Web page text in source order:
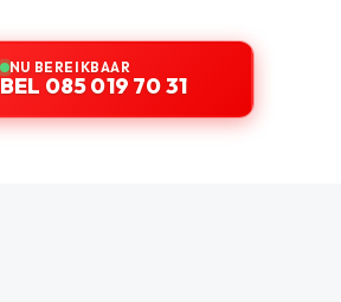
NU BEREIKBAAR
BEL 085 019 70 31